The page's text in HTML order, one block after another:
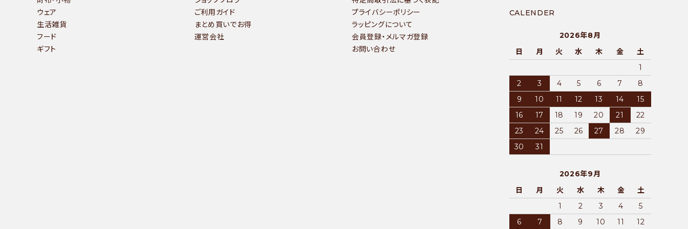
ウェア
生活雑貨
フード
ギフト
ご利用ガイド
まとめ買いでお得
運営会社
プライバシーポリシー
ラッピングについて
会員登録・メルマガ登録
お問い合わせ
CALENDER
2026年8月
日
月 火 水 木 金
土
1
2
3 4 5 6 7
8
9
10 11 12 13 14
15
16
17 18 19 20 21
22
23
24 25 26 27 28
29
30
31
2026年9月
日
月 火 水 木 金
土
1
2 3 4
5
6
7 8 9 10 11 12